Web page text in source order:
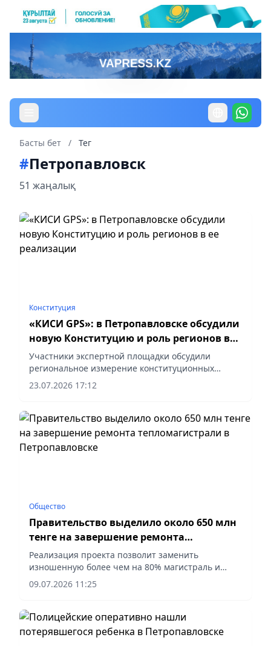
Басты бет / Тег
#Петропавловск
51 жаңалық
Конституция
«КИСИ GPS»: в Петропавловске обсудили
новую Конституцию и роль регионов в
ее реализации
Участники экспертной площадки обсудили
региональное измерение конституционных
преобразований, сообщает vapress.kz.
23.07.2026 17:12
Общество
Правительство выделило около 650 млн
тенге на завершение ремонта
тепломагистрали в Петропавловске
Реализация проекта позволит заменить
изношенную более чем на 80% магистраль и
обеспечить надежное теплоснабжение более 30
тыс. жителей города, сообщает корреспондент
09.07.2026 11:25